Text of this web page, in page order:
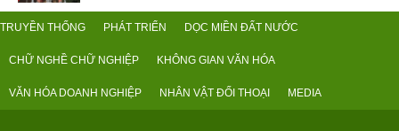
TRUYỀN THỐNG PHÁT TRIỂN DỌC MIỀN ĐẤT NƯỚC
CHỮ NGHỀ CHỮ NGHIỆP KHÔNG GIAN VĂN HÓA
VĂN HÓA DOANH NGHIỆP NHÂN VẬT ĐỐI THOẠI MEDIA